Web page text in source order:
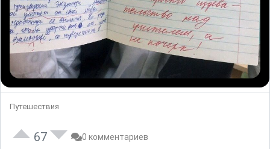
Путешествия
67 0 комментариев